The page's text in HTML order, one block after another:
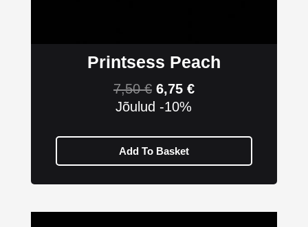
Printsess Peach
7,50€ 6,75 €
Jõulud -10%
Add To Basket